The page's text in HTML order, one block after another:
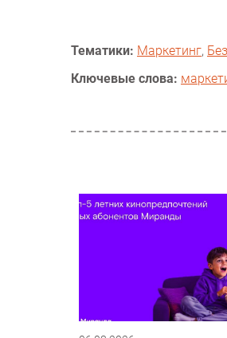
Тематики: Маркетинг,
Ключевые слова: